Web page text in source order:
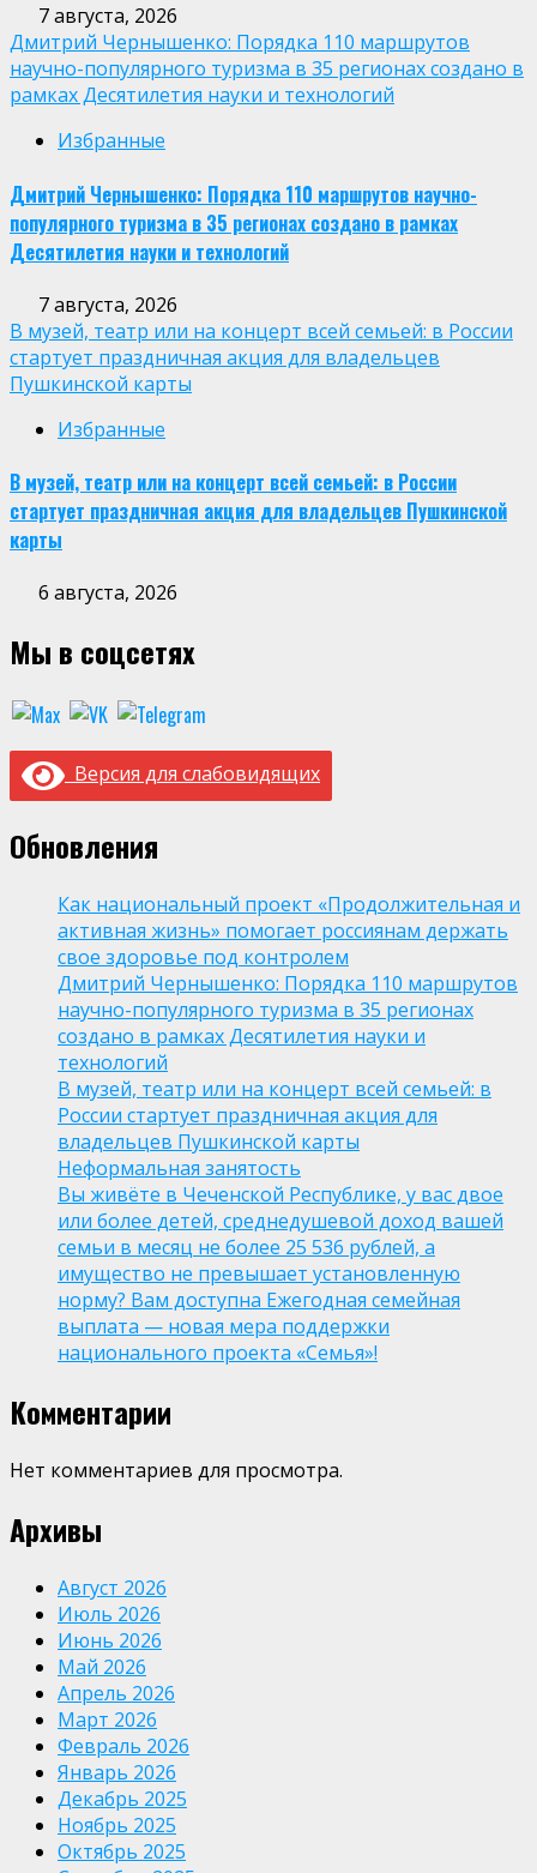
7 августа, 2026
Дмитрий Чернышенко: Порядка 110 маршрутов
научно-популярного туризма в 35 регионах создано в
рамках Десятилетия науки и технологий
Избранные
Дмитрий Чернышенко: Порядка 110 маршрутов научно-
популярного туризма в 35 регионах создано в рамках
Десятилетия науки и технологий
7 августа, 2026
В музей, театр или на концерт всей семьей: в России
стартует праздничная акция для владельцев
Пушкинской карты
Избранные
В музей, театр или на концерт всей семьей: в России
стартует праздничная акция для владельцев Пушкинской
карты
6 августа, 2026
Мы в соцсетях
Версия для слабовидящих
Обновления
Как национальный проект «Продолжительная и
активная жизнь» помогает россиянам держать
свое здоровье под контролем
Дмитрий Чернышенко: Порядка 110 маршрутов
научно-популярного туризма в 35 регионах
создано в рамках Десятилетия науки и
технологий
В музей, театр или на концерт всей семьей: в
России стартует праздничная акция для
владельцев Пушкинской карты
Неформальная занятость
Вы живёте в Чеченской Республике, у вас двое
или более детей, среднедушевой доход вашей
семьи в месяц не более 25 536 рублей, а
имущество не превышает установленную
норму? Вам доступна Ежегодная семейная
выплата — новая мера поддержки
национального проекта «Семья»!
Комментарии
Нет комментариев для просмотра.
Архивы
Август 2026
Июль 2026
Июнь 2026
Май 2026
Апрель 2026
Март 2026
Февраль 2026
Январь 2026
Декабрь 2025
Ноябрь 2025
Октябрь 2025